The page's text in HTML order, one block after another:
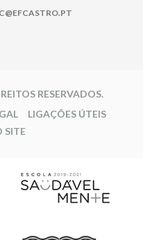
RESERVADOS.
LIGAÇÕES ÚTEIS
SITE